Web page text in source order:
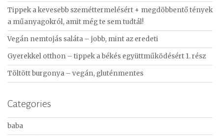
f
o
r
:
Tippek a kevesebb szeméttermelésért + megdöbbentő tények
a műanyagokról, amit még te sem tudtál!
Vegán nemtojás saláta – jobb, mint az eredeti
Gyerekkel otthon – tippek a békés együttműködésért 1. rész
Töltött burgonya – vegán, gluténmentes
Categories
baba